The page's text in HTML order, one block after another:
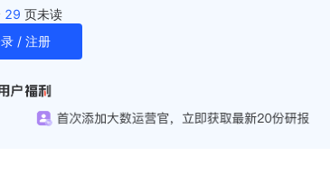
29 页未读
/ 注册